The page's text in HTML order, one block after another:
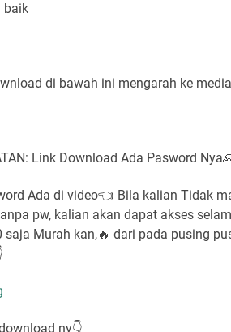
baik
di bawah ini mengarah ke
Link Download Ada Pasword
Ada di video👈 Bila kalian Tidak
pw, kalian akan dapat akses
saja Murah kan,🔥 dari pada pusing
ny👇